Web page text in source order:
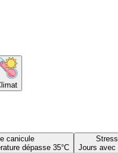
canicule
dépasse 35°C
Jours avec